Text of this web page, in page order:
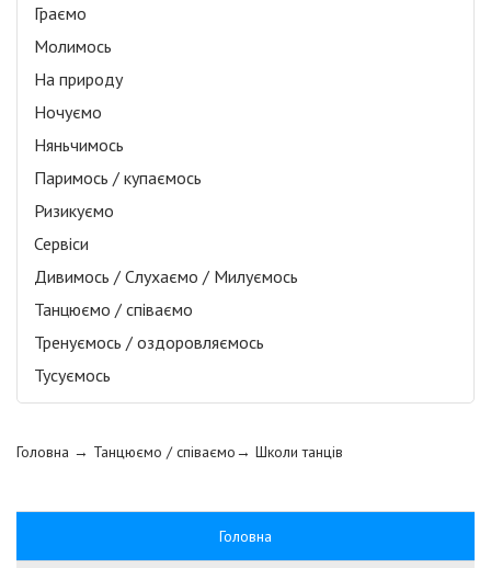
Граємо
Молимось
На природу
Ночуємо
Няньчимось
Паримось / купаємось
Ризикуємо
Сервіси
Дивимось / Слухаємо / Милуємось
Танцюємо / співаємо
Тренуємось / оздоровляємось
Тусуємось
Головна → Танцюємо / співаємо→ Школи танців
Головна